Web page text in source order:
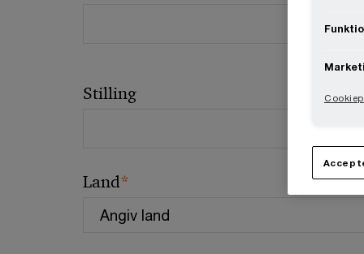
Stilling
Land*